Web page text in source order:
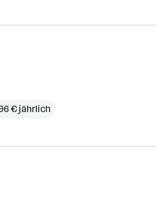
€ jährlich